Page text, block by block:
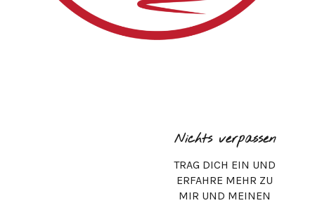
Nichts verpassen
TRAG DICH EIN UND
ERFAHRE MEHR ZU
MIR UND MEINEN